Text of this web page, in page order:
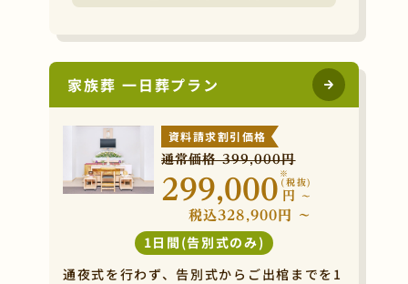
家族葬 一日葬プラン
資料請求割引価格
通常価格 399,000円
299,000
※
円
(税抜)
~
税込328,900円 ~
1日間(告別式のみ)
通夜式を行わず、告別式からご出棺までを1